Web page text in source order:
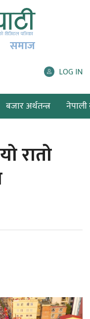
समाज
LOG IN
बजार अर्थतन्त्र नेपाली
रातो